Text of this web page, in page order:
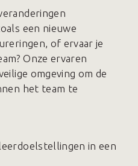
een nieuwe
of ervaar je
Onze ervaren
omgeving om de
het team te
in een